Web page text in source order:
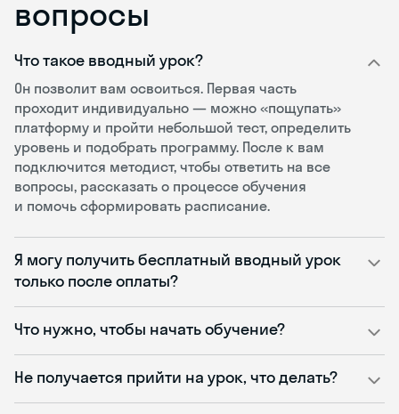
вопросы
Что такое вводный урок?
Он позволит вам освоиться. Первая часть
проходит индивидуально — можно «пощупать»
платформу и пройти небольшой тест, определить
уровень и подобрать программу. После к вам
подключится методист, чтобы ответить на все
вопросы, рассказать о процессе обучения
и помочь сформировать расписание.
Я могу получить бесплатный вводный урок
только после оплаты?
Что нужно, чтобы начать обучение?
Не получается прийти на урок, что делать?